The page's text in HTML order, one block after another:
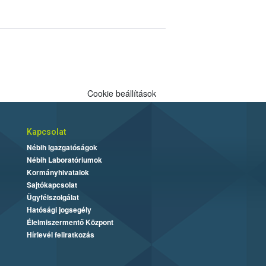
Cookie beállítások
Kapcsolat
Nébih Igazgatóságok
Nébih Laboratóriumok
Kormányhivatalok
Sajtókapcsolat
Ügyfélszolgálat
Hatósági jogsegély
Élelmiszermentő Központ
Hírlevél feliratkozás